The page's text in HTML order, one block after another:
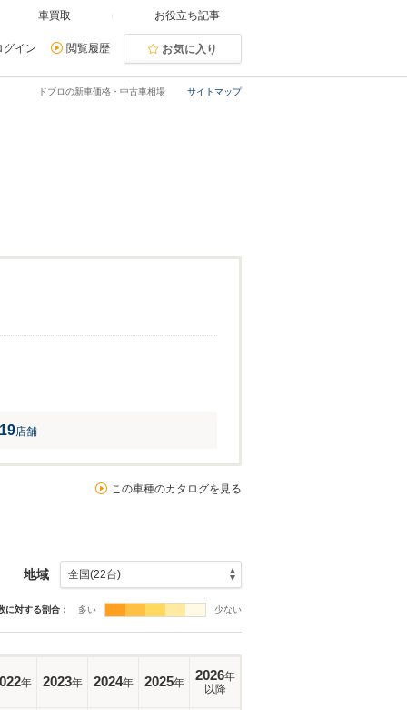
車買取 お役立ち記事
グイン 閲覧履歴 お気に入り
サイトマップ
ドブロの新車価格・中古車相場
19店舗
この車種のカタログを見る
地域
に対する割合： 多い 少ない
年 2023年 2024年 2025年 2026年
以降